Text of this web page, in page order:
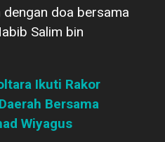
dengan doa bersama
Salim bin
Ikuti Rakor
Bersama
Wiyagus